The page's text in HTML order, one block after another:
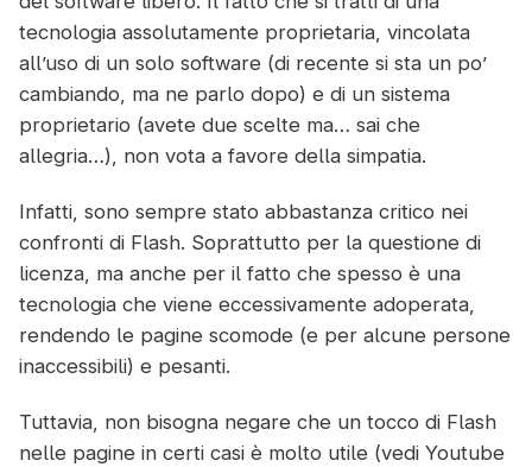
tecnologia assolutamente proprietaria, vincolata
all’uso di un solo software (di recente si sta un po’
cambiando, ma ne parlo dopo) e di un sistema
proprietario (avete due scelte ma… sai che
allegria…), non vota a favore della simpatia.
Infatti, sono sempre stato abbastanza critico nei
confronti di Flash. Soprattutto per la questione di
licenza, ma anche per il fatto che spesso è una
tecnologia che viene eccessivamente adoperata,
rendendo le pagine scomode (e per alcune persone
inaccessibili) e pesanti.
Tuttavia, non bisogna negare che un tocco di Flash
nelle pagine in certi casi è molto utile (vedi Youtube